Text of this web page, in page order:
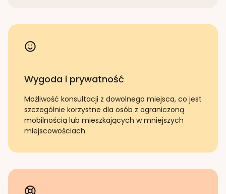
Wygoda i prywatność
Możliwość konsultacji z dowolnego miejsca, co jest
szczególnie korzystne dla osób z ograniczoną
mobilnością lub mieszkających w mniejszych
miejscowościach.